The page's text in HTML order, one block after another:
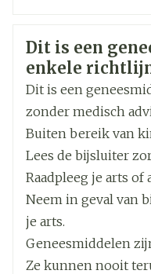
Merken
Breedte 57
Lengte
Diepte 57
Hoeveelheid
Verpakking
1
Duits Frans
Dit is een
enkele
Dit is een
zonder medisch
Buiten bereik van
Lees de bijsluiter
Raadpleeg je arts of
Neem in geval van
je arts.
Geneesmiddelen
Ze kunnen nooit